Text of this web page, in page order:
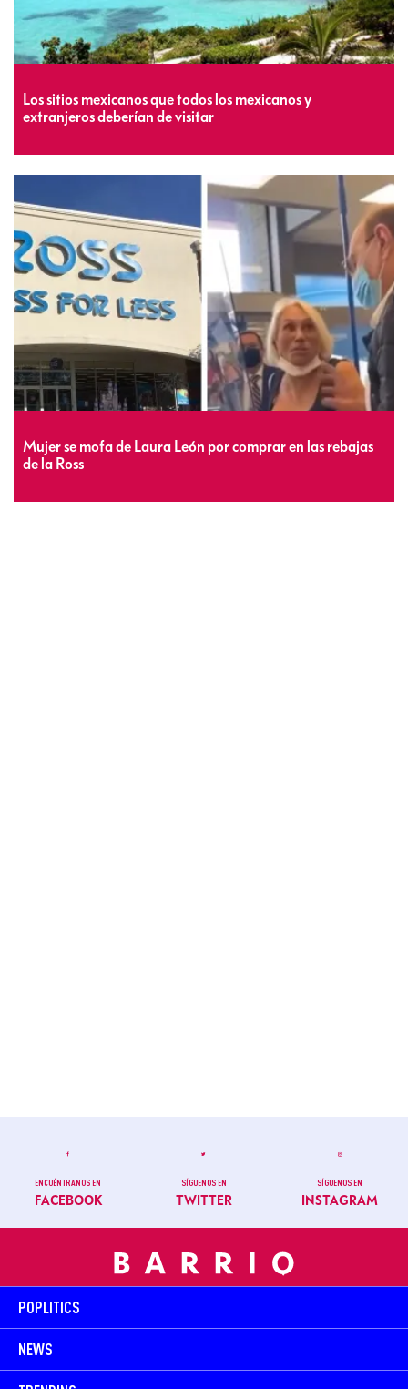
Los sitios mexicanos que todos los mexicanos y
extranjeros deberían de visitar
Mujer se mofa de Laura León por comprar en las rebajas
de la Ross
ENCUÉNTRANOS EN
FACEBOOK
SÍGUENOS EN
TWITTER
SÍGUENOS EN
INSTAGRAM
POPLITICS
NEWS